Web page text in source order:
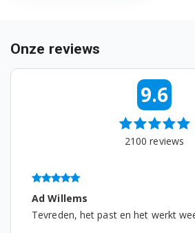
KDR73017B/15
WD260100/06
WD260100/12
Onze reviews
9.6
2100 reviews
Ad Willems
Tevreden, het past en het werkt weer...